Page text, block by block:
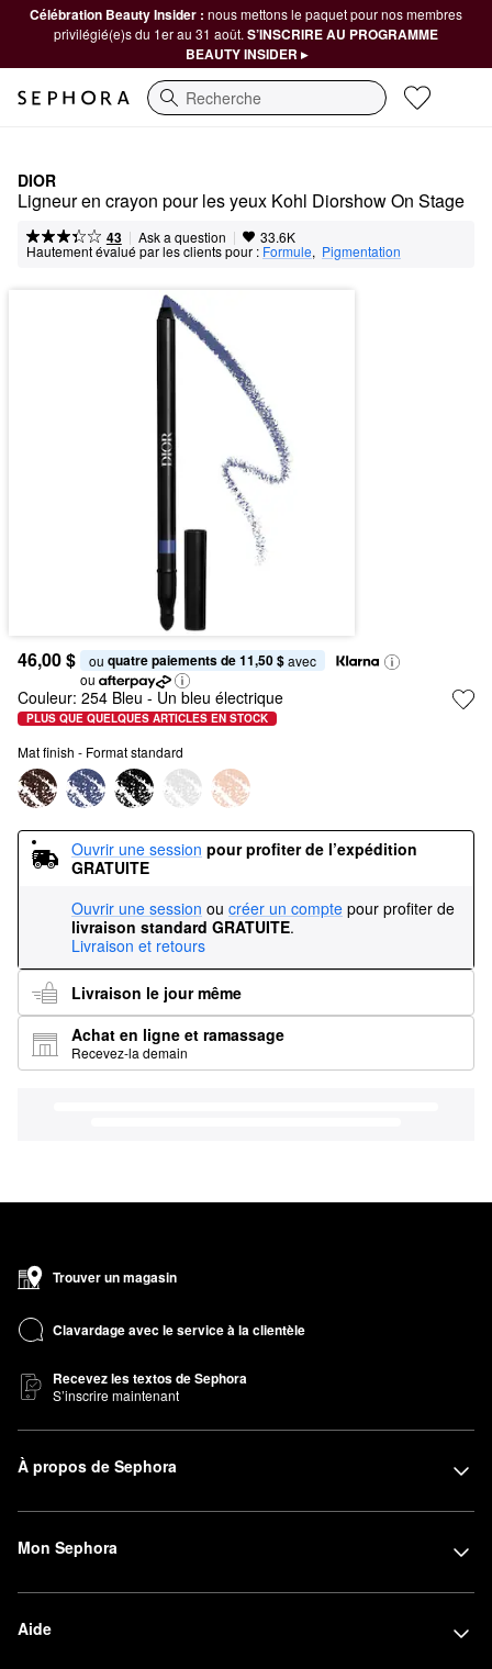
Célébration Beauty Insider : nous mettons le paquet pour nos membres
privilégié(e)s du 1er au 31 août. S’INSCRIRE AU PROGRAMME
BEAUTY INSIDER ▸
Recherche
DIOR
Ligneur en crayon pour les yeux Kohl Diorshow On Stage
43 | Ask a question | 33.6K
Hautement évalué par les clients pour : Formule, Pigmentation
46,00 $ ou quatre paiements de 11,50 $ avec
ou
Couleur: 254 Bleu - Un bleu électrique
PLUS QUE QUELQUES ARTICLES EN STOCK
Mat finish - Format standard
Ouvrir une session pour profiter de l’expédition
GRATUITE
Ouvrir une session ou créer un compte pour profiter de
livraison standard GRATUITE.
Livraison et retours
Livraison le jour même
Achat en ligne et ramassage
Recevez-la demain
Trouver un magasin
Clavardage avec le service à la clientèle
Recevez les textos de Sephora
S’inscrire maintenant
À propos de Sephora
Mon Sephora
Aide